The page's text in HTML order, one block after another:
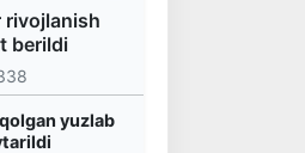
rivojlanish
berildi
yuzlab